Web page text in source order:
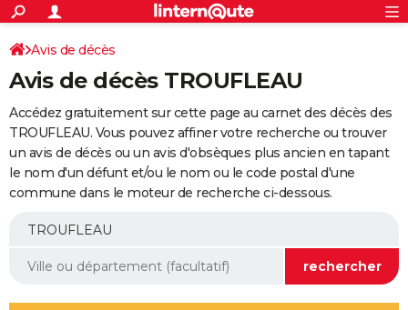
ACTUALITÉS
Politique
Société
Faits Divers
Education
Monde
Villes
+
SPORT
Coupe du monde 2026
Football
Tennis
Cyclisme
Rugby
Forum
Programme TV
TNT
Streaming
Cinéma
Sorties cinéma
Musique
+
FINANCE
Impôts
Immobilier
Risques naturels par ville
Banque
Assurance
Crédit
AUTO
Essais
Réserver un essai
Citadines
Berlines
SUV
Forum auto
+
Mobiles
Meilleur smartphone
Internet
Ordinateurs
Jeux vidéo
Guide high-tech
Aménagement intérieur
Avis de décès
Avis de décès TROUFLEAU
Accédez gratuitement sur cette page au carnet des décès des
TROUFLEAU. Vous pouvez affiner votre recherche ou trouver
un avis de décès ou un avis d'obsèques plus ancien en tapant
le nom d'un défunt et/ou le nom ou le code postal d'une
commune dans le moteur de recherche ci-dessous.